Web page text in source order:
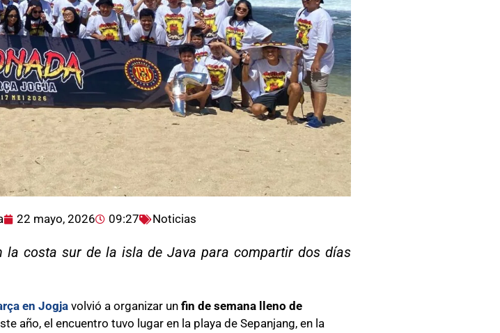
22 mayo, 2026 09:27 Noticias
la costa sur de la isla de Java para compartir dos días
en Jogjavolvió a organizar un fin de semana lleno de
año, el encuentro tuvo lugar en la playa de Sepanjang, en la